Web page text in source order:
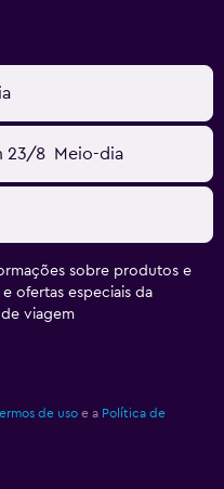
23/8 Meio-dia
sobre produtos e
ofertas especiais da
viagem
de uso e a Política de